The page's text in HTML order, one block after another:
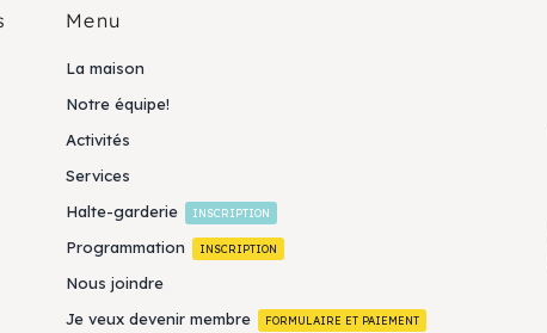
Menu
La maison
Notre équipe!
Activités
Services
Halte-garderie
INSCRIPTION
Programmation INSCRIPTION
Nous joindre
Je veux devenir membre
FORMULAIRE ET PAIEMENT